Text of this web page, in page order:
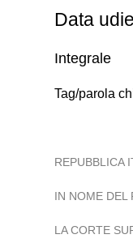
Data
Integrale
Tag/parola
REPUBBLICA
IN NOME DEL
LA CORTE